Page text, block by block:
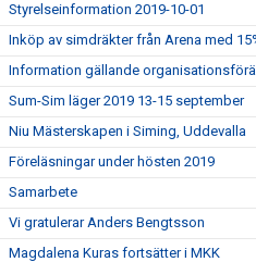
Styrelseinformation 2019-10-01
Inköp av simdräkter från Arena med
Information gällande
Sum-Sim läger 2019 13-15 september
Niu Mästerskapen i Siming, Uddevalla
Föreläsningar under hösten 2019
Samarbete
Vi gratulerar Anders Bengtsson
Magdalena Kuras fortsätter i MKK